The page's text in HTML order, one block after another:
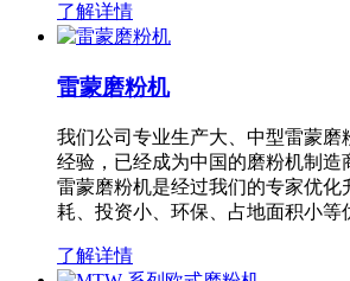
了解详情
雷蒙磨粉机
我们公司专业生产大、中型雷蒙磨
经验，已经成为中国的磨粉机制造
雷蒙磨粉机是经过我们的专家优化
耗、投资小、环保、占地面积小
了解详情